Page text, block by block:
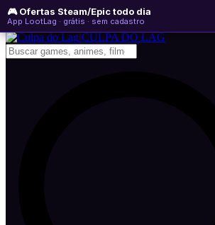
🎮 Ofertas Steam/Epic todo dia
App LootLag · grátis · sem cadastro
quinta-feira, 06 de agosto de 2026
Newsletter
CULPA DO LAG